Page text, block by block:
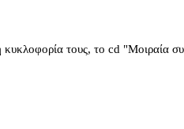
τους, το cd "Μοιραία